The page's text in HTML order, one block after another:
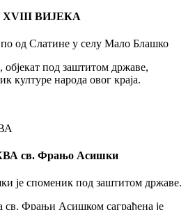
ВИЈЕКА
по од Слатине у селу Мало Блашко
објекат под заштитом државе,
културе народа овог краја.
св. Фрањо Асишки
је споменик под заштитом државе.
св. Фрањи Асишком саграђена је